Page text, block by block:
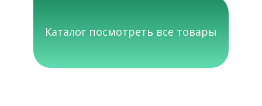
Каталог посмотреть все товары